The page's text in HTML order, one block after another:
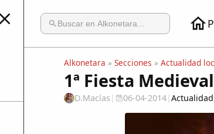
Alkonetara » Secciones » Actualidad
1ª Fiesta
D.Macías | 06-04-2014|